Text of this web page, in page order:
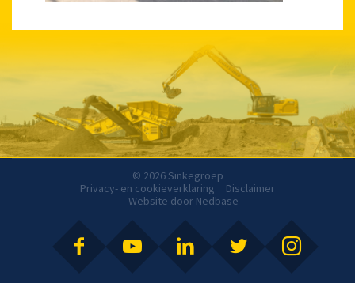
© 2026 Sinkegroep
Privacy- en cookieverklaring
Disclaimer
Website door Nedbase